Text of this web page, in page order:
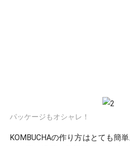
パッケージもオシャレ！
KOMBUCHAの作り方はとても簡